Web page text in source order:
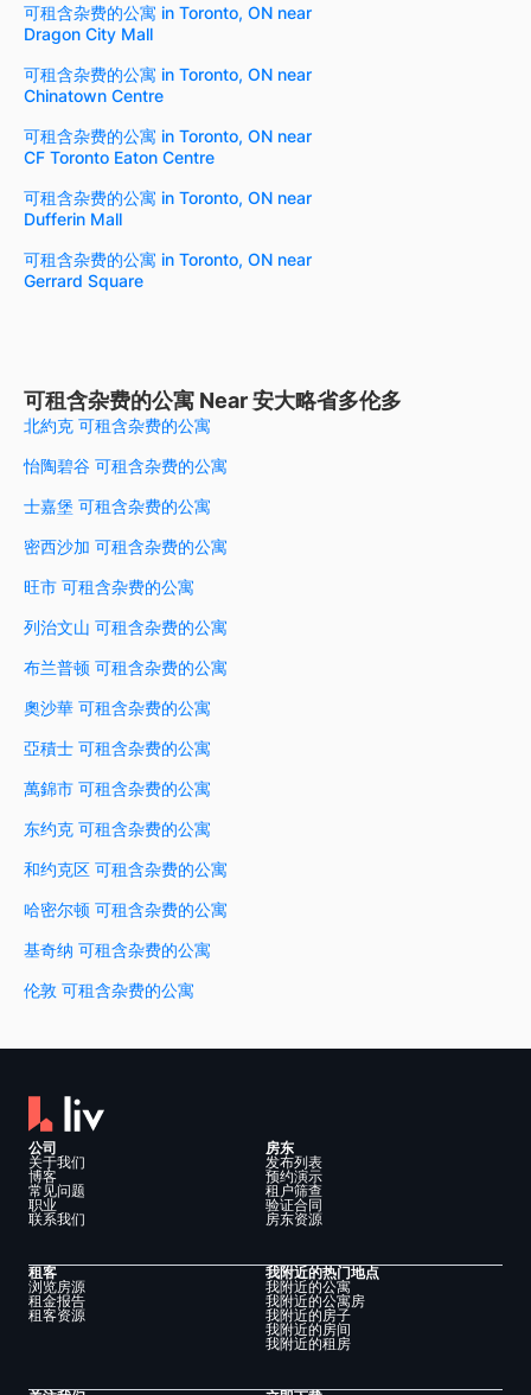
可租含杂费的公寓 in Toronto, ON near
Dragon City Mall
可租含杂费的公寓 in Toronto, ON near
Chinatown Centre
可租含杂费的公寓 in Toronto, ON near
CF Toronto Eaton Centre
可租含杂费的公寓 in Toronto, ON near
Dufferin Mall
可租含杂费的公寓 in Toronto, ON near
Gerrard Square
可租含杂费的公寓 Near 安大略省多伦多
北約克 可租含杂费的公寓
怡陶碧谷 可租含杂费的公寓
士嘉堡 可租含杂费的公寓
密西沙加 可租含杂费的公寓
旺市 可租含杂费的公寓
列治文山 可租含杂费的公寓
布兰普顿 可租含杂费的公寓
奧沙華 可租含杂费的公寓
亞積士 可租含杂费的公寓
萬錦市 可租含杂费的公寓
东约克 可租含杂费的公寓
和约克区 可租含杂费的公寓
哈密尔顿 可租含杂费的公寓
基奇纳 可租含杂费的公寓
伦敦 可租含杂费的公寓
公司
关于我们
博客
常见问题
职业
联系我们
房东
发布列表
预约演示
租户筛查
验证合同
房东资源
租客
浏览房源
租金报告
租客资源
我附近的热门地点
我附近的公寓
我附近的公寓房
我附近的房子
我附近的房间
我附近的租房